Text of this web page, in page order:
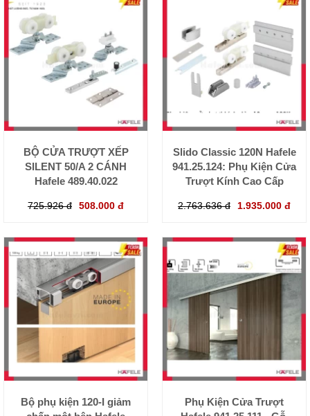
BỘ CỬA TRƯỢT XẾP
SILENT 50/A 2 CÁNH
Hafele 489.40.022
725.926 đ 508.000 đ
Slido Classic 120N Hafele
941.25.124: Phụ Kiện Cửa
Trượt Kính Cao Cấp
2.763.636 đ 1.935.000 đ
Bộ phụ kiện 120-I giảm
Phụ Kiện Cửa Trượt